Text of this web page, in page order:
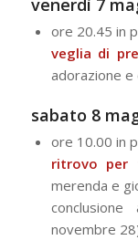
venerdì 7
ore 20.45 in
veglia di
adorazione e
sabato 8
ore 10.00 in
ritrovo per
merenda e
novembre